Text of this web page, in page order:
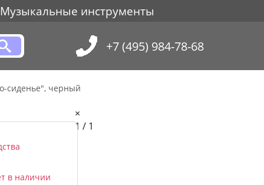
Музыкальные инструменты
+7 (495) 984-78-68
сиденье", черный
в наличии
×
1 / 1